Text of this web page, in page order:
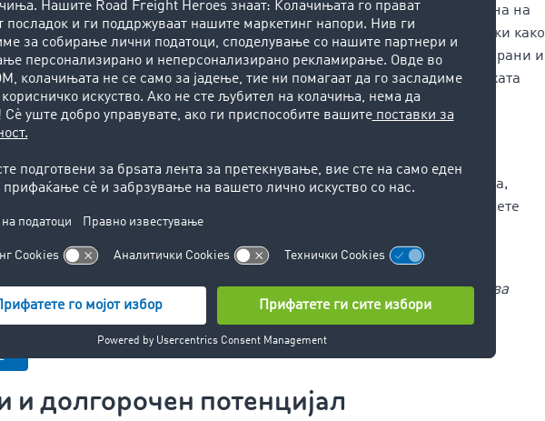
затворен и технички заштитен канал што овозможува брза размена на
и автоматски превод на потребниот јазик. Функцијата Договори служи како
на соработката, каде што сите елементи на договорот се јасно дефинирани и
налози овозможуваат структуриран оперативен тек, алатката
во прецизно планирање и пресметка на трошоците, додека
дава увид во пазарните трендови и односот меѓу понудата и
рути.
рака да видите како функционира TIMOCOM Marketplace во пракса,
и да го искористите бесплатниот пробен период пред да донесете
безбедносни механизми. Сепак, најважна е соработката со
однесување на сите корисници, TIMOCOM Marketplace станува
и долгорочен потенцијал